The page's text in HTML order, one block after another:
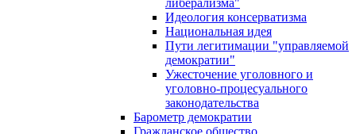
либерализма"
Идеология консерватизма
Национальная идея
Пути легитимации "управляемой
демократии"
Ужесточение уголовного и
уголовно-процесуального
законодательства
Барометр демократии
Гражданское общество